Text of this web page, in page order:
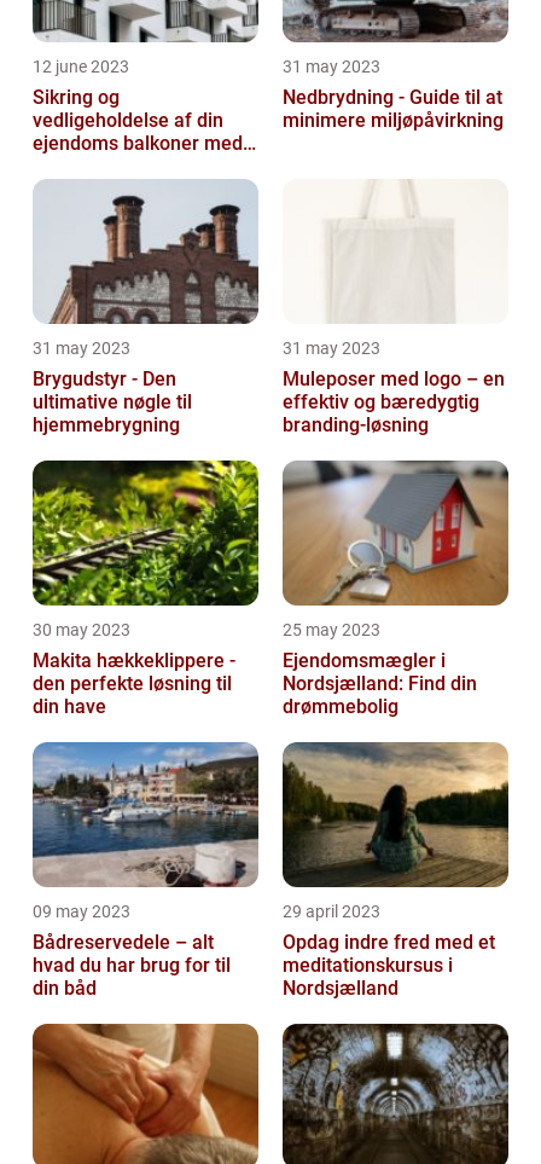
12 june 2023
Sikring og
vedligeholdelse af din
ejendoms balkoner med
31 may 2023
Nedbrydning - Guide til at
minimere miljøpåvirkning
31 may 2023
Brygudstyr - Den
ultimative nøgle til
hjemmebrygning
31 may 2023
Muleposer med logo – en
effektiv og bæredygtig
branding-løsning
30 may 2023
Makita hækkeklippere -
den perfekte løsning til
din have
25 may 2023
Ejendomsmægler i
Nordsjælland: Find din
drømmebolig
09 may 2023
Bådreservedele – alt
hvad du har brug for til
din båd
29 april 2023
Opdag indre fred med et
meditationskursus i
Nordsjælland